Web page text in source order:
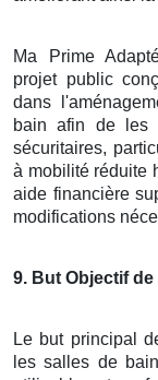
Ma Prime
projet public
dans
bain afin de les
sécuritaires,
à mobilité réduite
aide financière
modifications
9. But Objectif de
Le but principal
les salles de